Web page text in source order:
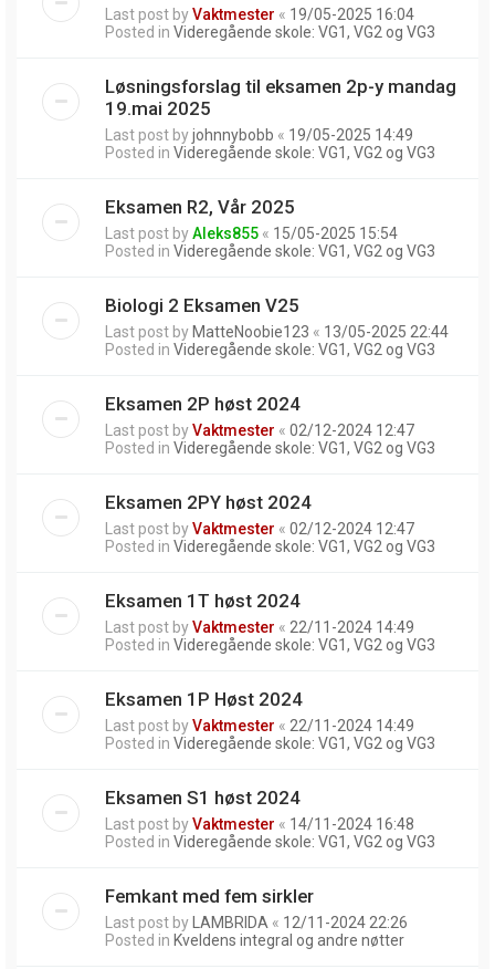
Last post byVaktmester « 19/05-2025 16:04
Posted in Videregående skole: VG1, VG2 og VG3
Løsningsforslag til eksamen 2p-y mandag
19.mai 2025
Last post byjohnnybobb « 19/05-2025 14:49
Posted in Videregående skole: VG1, VG2 og VG3
Eksamen R2, Vår 2025
Last post byAleks855 « 15/05-2025 15:54
Posted in Videregående skole: VG1, VG2 og VG3
Biologi 2 Eksamen V25
Last post by MatteNoobie123 « 13/05-2025 22:44
Posted in Videregående skole: VG1, VG2 og VG3
Eksamen 2P høst 2024
Last post byVaktmester « 02/12-2024 12:47
Posted in Videregående skole: VG1, VG2 og VG3
Eksamen 2PY høst 2024
Last post byVaktmester « 02/12-2024 12:47
Posted in Videregående skole: VG1, VG2 og VG3
Eksamen 1T høst 2024
Last post byVaktmester « 22/11-2024 14:49
Posted in Videregående skole: VG1, VG2 og VG3
Eksamen 1P Høst 2024
Last post byVaktmester « 22/11-2024 14:49
Posted in Videregående skole: VG1, VG2 og VG3
Eksamen S1 høst 2024
Last post byVaktmester « 14/11-2024 16:48
Posted in Videregående skole: VG1, VG2 og VG3
Femkant med fem sirkler
Last post by LAMBRIDA « 12/11-2024 22:26
Posted in Kveldens integral og andre nøtter